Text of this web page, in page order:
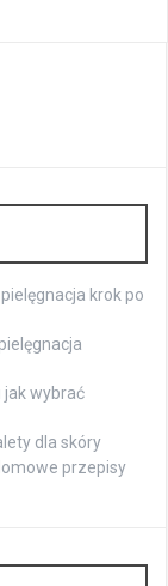
krok po
jak wybrać
dla skóry
przepisy